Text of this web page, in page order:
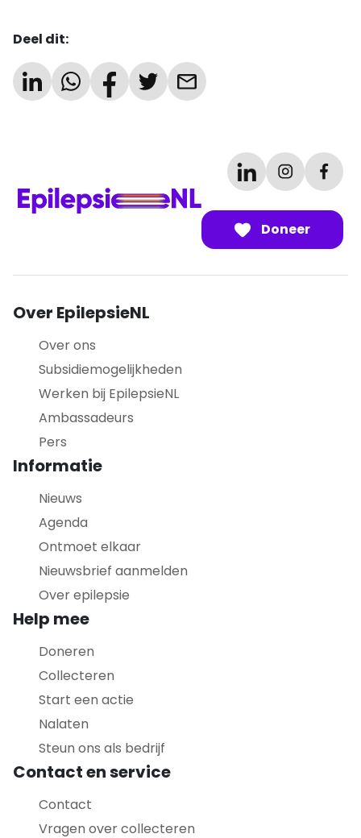
Deel dit:
Doneer
Over EpilepsieNL
Over ons
Subsidiemogelijkheden
Werken bij EpilepsieNL
Ambassadeurs
Pers
Informatie
Nieuws
Agenda
Ontmoet elkaar
Nieuwsbrief aanmelden
Over epilepsie
Help mee
Doneren
Collecteren
Start een actie
Nalaten
Steun ons als bedrijf
Contact en service
Contact
Vragen over collecteren